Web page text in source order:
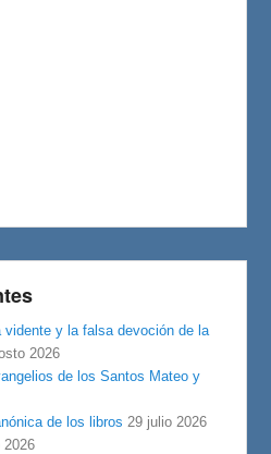
y la falsa devoción de la
2026
de los Santos Mateo y
de los libros 29 julio 2026
2026